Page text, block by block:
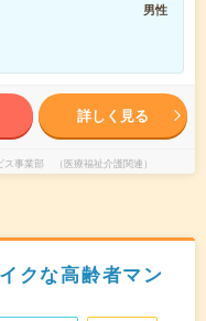
男性
詳しく見る
事業部 （医療福祉介護関連）
クな高齢者マン